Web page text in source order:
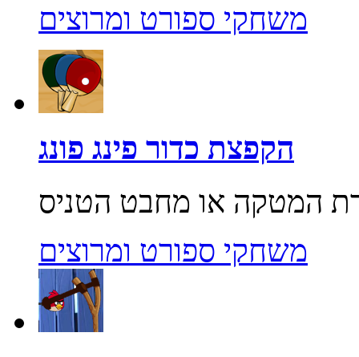
משחקי ספורט ומרוצים
הקפצת כדור פינג פונג
משחקי ספורט ומרוצים